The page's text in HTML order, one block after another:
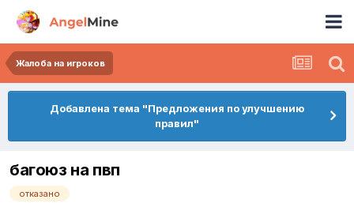
Жалоба на игроков
Добавлена тема "Предложения по улучшению
правил"
багоюз на пвп
отказано